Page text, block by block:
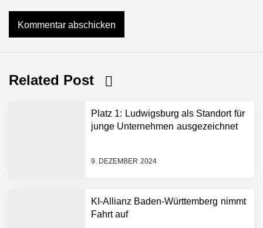
Related Post
Platz 1: Ludwigsburg als Standort für
junge Unternehmen ausgezeichnet
9. DEZEMBER 2024
KI-Allianz Baden-Württemberg nimmt
Fahrt aufNEURA Robotics gibt